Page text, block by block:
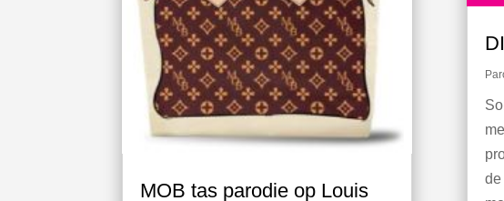
MOB tas parodie op Louis
de